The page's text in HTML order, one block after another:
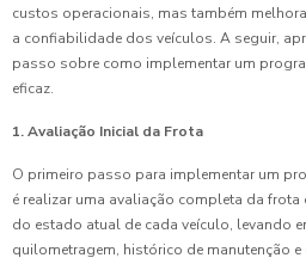
custos operacionais, mas também
a confiabilidade dos veículos. A seguir,
passo sobre como implementar um
eficaz.
1. Avaliação Inicial da Frota
O primeiro passo para implementar um
é realizar uma avaliação completa da
do estado atual de cada veículo, levando
quilometragem, histórico de manutenção